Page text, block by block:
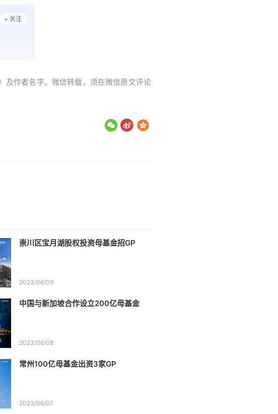
+ 关注
及作者名字。微信转载，须在微信原文评论
崇川区宝月湖股权投资母基金招GP
2023/06/09
中国与新加坡合作设立200亿母基金
2023/06/08
常州100亿母基金出资3家GP
2023/06/07